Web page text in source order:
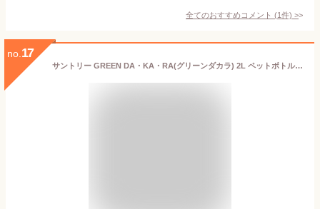
全てのおすすめコメント (1件) >
no. 17
サントリー GREEN DA・KA・RA(グリーンダカラ) 2L ペットボトル 12本 (6本入×2 まとめ買い) 〔dakara 熱中症対策〕